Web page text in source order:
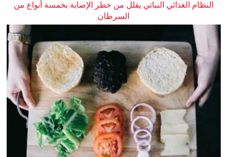
النظام الغذائي النباتي يقلل من خطر الإصابة بخمسة أنواع من
السرطان